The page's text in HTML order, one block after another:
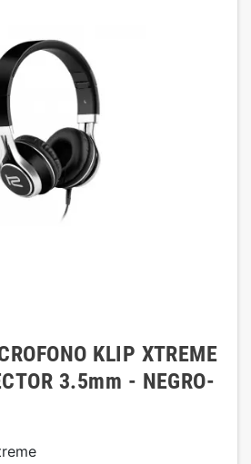
KLIP XTREME
3.5mm - NEGRO-